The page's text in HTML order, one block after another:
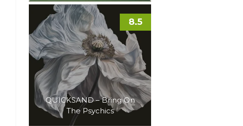
QUICKSAND – Bring On
The Psychics
8.5